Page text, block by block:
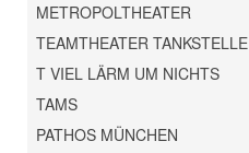
METROPOLTHEATER
TEAMTHEATER TANKSTELLE
T VIEL LÄRM UM NICHTS
TAMS
PATHOS MÜNCHEN